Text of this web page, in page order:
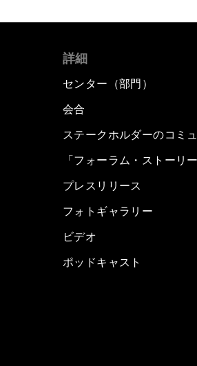
詳細
センター（部門）
会合
ステークホルダーのコミ
「フォーラム・ストーリー
プレスリリース
フォトギャラリー
ビデオ
ポッドキャスト